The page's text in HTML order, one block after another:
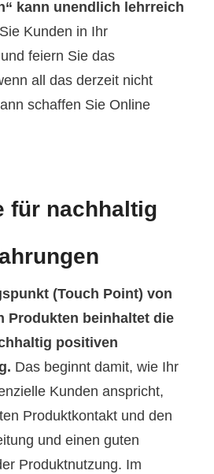
kann unendlich lehrreich
Kunden in Ihr
feiern Sie das
all das derzeit nicht
schaffen Sie Online
für nachhaltig
(Touch Point) von
Produkten beinhaltet die
positiven
Das beginnt damit, wie Ihr
Kunden anspricht,
Produktkontakt und den
und einen guten
Produktnutzung. Im